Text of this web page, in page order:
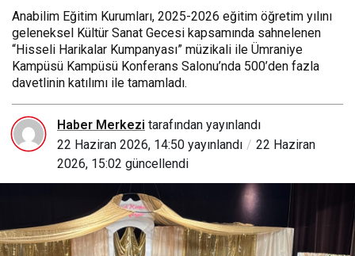
Sahnelend
i, Ödüller
Verildi
Anabilim Eğitim Kurumları, 2025-2026 eğitim öğretim yılını
geleneksel Kültür Sanat Gecesi kapsamında sahnelenen
“Hisseli Harikalar Kumpanyası” müzikali ile Ümraniye
Kampüsü Kampüsü Konferans Salonu’nda 500’den fazla
davetlinin katılımı ile tamamladı.
Haber Merkezi tarafından yayınlandı
22 Haziran 2026, 14:50 yayınlandı
22 Haziran
2026, 15:02 güncellendi
Verildi